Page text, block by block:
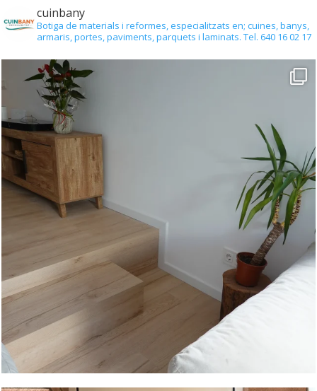
cuinbany
Botiga de materials i reformes, especialitzats en; cuines, banys,
armaris, portes, paviments, parquets i laminats. Tel. 640 16 02 17